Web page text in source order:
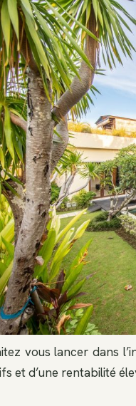
vous lancer dans
et d’une rentabilité